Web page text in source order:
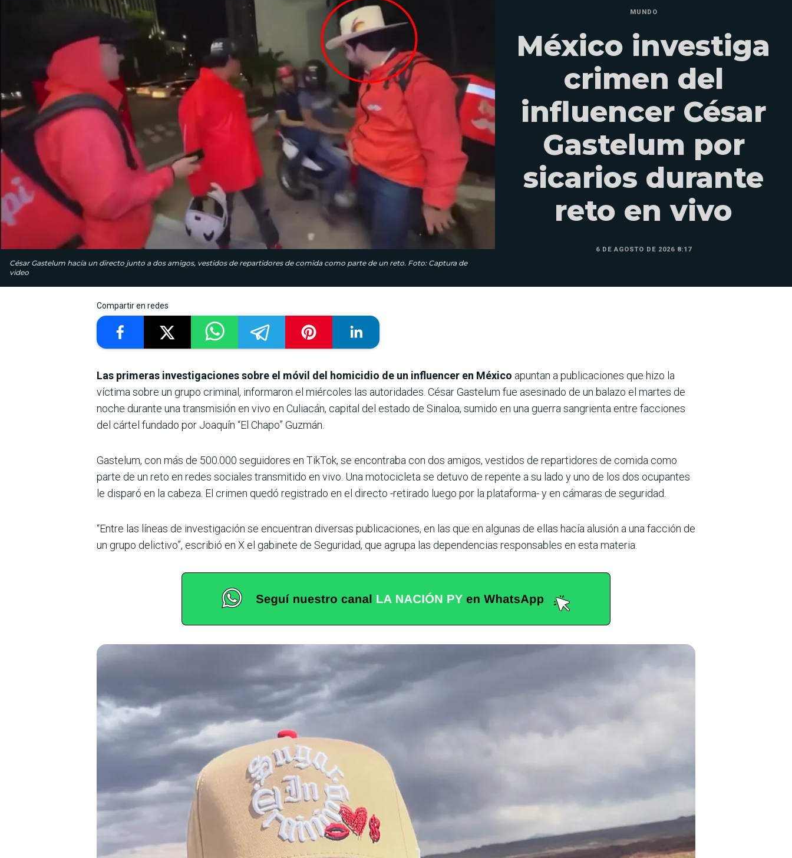
César Gastelum hacía un directo junto a dos amigos, vestidos de repartidores de comida como parte de un reto. Foto: Captura de
video
MUNDO
México investiga
crimen del
influencer César
Gastelum por
sicarios durante
reto en vivo
6 DE AGOSTO DE 2026 8:17
Compartir en redes
Las primeras investigaciones sobre el móvil del homicidio de un influencer en México apuntan a publicaciones que hizo la
víctima sobre un grupo criminal, informaron el miércoles las autoridades. César Gastelum fue asesinado de un balazo el martes de
noche durante una transmisión en vivo en Culiacán, capital del estado de Sinaloa, sumido en una guerra sangrienta entre facciones
del cártel fundado por Joaquín “El Chapo” Guzmán.
Gastelum, con más de 500.000 seguidores en TikTok, se encontraba con dos amigos, vestidos de repartidores de comida como
parte de un reto en redes sociales transmitido en vivo. Una motocicleta se detuvo de repente a su lado y uno de los dos ocupantes
le disparó en la cabeza. El crimen quedó registrado en el directo -retirado luego por la plataforma- y en cámaras de seguridad.
“Entre las líneas de investigación se encuentran diversas publicaciones, en las que en algunas de ellas hacía alusión a una facción de
un grupo delictivo”, escribió en X el gabinete de Seguridad, que agrupa las dependencias responsables en esta materia.